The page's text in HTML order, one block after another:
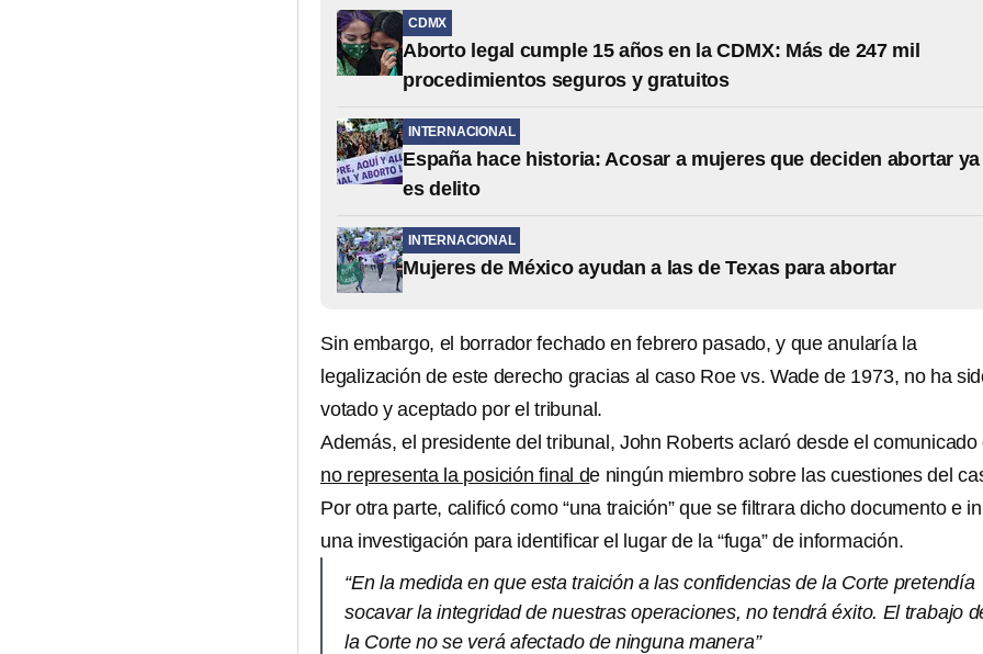
CDMX
Aborto legal cumple 15 años en la CDMX: Más de 247 mil
procedimientos seguros y gratuitos
INTERNACIONAL
España hace historia: Acosar a mujeres que deciden abortar ya
es delito
INTERNACIONAL
Mujeres de México ayudan a las de Texas para abortar
Sin embargo, el borrador fechado en febrero pasado, y que anularía la
legalización de este derecho gracias al caso Roe vs. Wade de 1973, no ha
votado y aceptado por el tribunal.
Además, el presidente del tribunal, John Roberts aclaró desde el comunicado
no representa la posición final de ningún miembro sobre las cuestiones del
Por otra parte, calificó como “una traición” que se filtrara dicho documento e
una investigación para identificar el lugar de la “fuga” de información.
“En la medida en que esta traición a las confidencias de la Corte pretendía
socavar la integridad de nuestras operaciones, no tendrá éxito. El trabajo
la Corte no se verá afectado de ninguna manera”